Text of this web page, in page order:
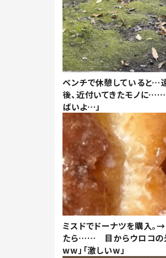
ベンチで休憩していると…
後、近付いてきたモノに……
ばいよ…」
ミスドでドーナツを購入。
たら…… 目からウロコの
ww」「激しいw」